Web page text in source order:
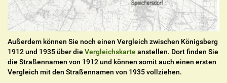
Außerdem können Sie noch einen Vergleich zwischen Königsberg
1912 und 1935 über die Vergleichskarte anstellen. Dort finden Sie
die Straßennamen von 1912 und können somit auch einen ersten
Vergleich mit den Straßennamen von 1935 vollziehen.